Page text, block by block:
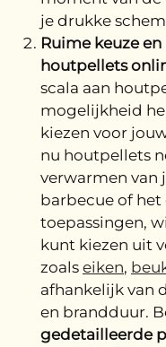
je drukke
Ruime keuze
houtpellets
scala aan
mogelijkheid
kiezen voor
nu houtpellets
verwarmen van
barbecue of
toepassingen,
kunt kiezen uit
zoals eiken,
afhankelijk van
en brandduur.
gedetailleerde